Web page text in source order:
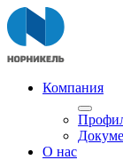
Компания
О нас